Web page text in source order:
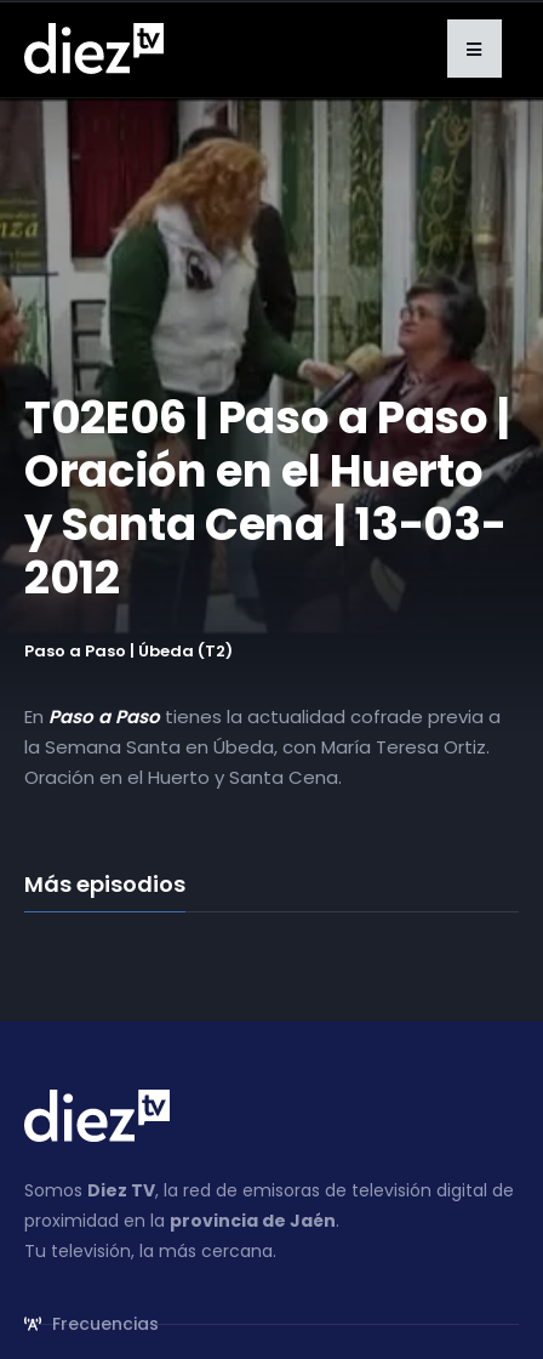
T02E06 | Paso a Paso |
Oración en el Huerto
y Santa Cena | 13-03-
2012
Paso a Paso | Úbeda (T2)
En Paso a Pasotienes la actualidad cofrade previa a
la Semana Santa en Úbeda, con María Teresa Ortiz.
Oración en el Huerto y Santa Cena.
Más episodios
Somos Diez TV, la red de emisoras de televisión digital de
proximidad en la provincia de Jaén.
Tu televisión, la más cercana.
Frecuencias